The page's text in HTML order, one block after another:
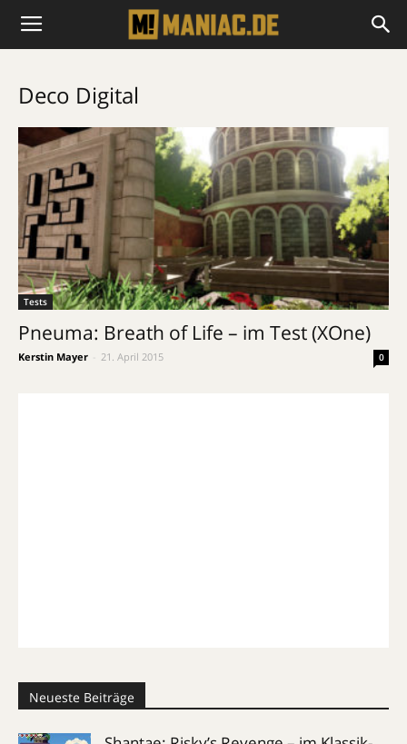
Deco Digital
Tests
Pneuma: Breath of Life – im Test (XOne)
Kerstin Mayer 21. April 2015 0
Neueste Beiträge